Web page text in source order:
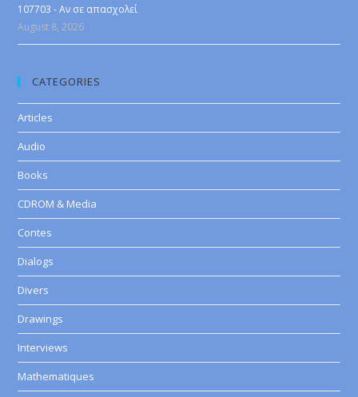
107703 - Αν σε απασχολεί
August 8, 2026
CATEGORIES
Articles
Audio
Books
CDROM & Media
Contes
Dialogs
Divers
Drawings
Interviews
Mathematiques